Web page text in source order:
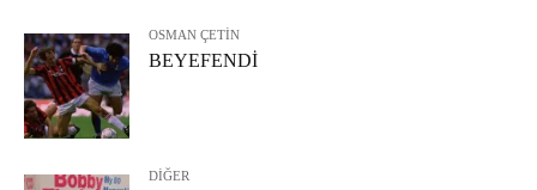
OSMAN ÇETİN
BEYEFENDİ
DİĞER